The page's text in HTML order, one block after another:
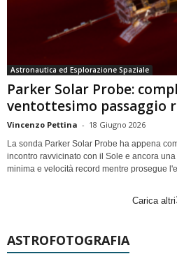
Astronautica ed Esplorazione Spaziale
Parker Solar Probe:
ventottesimo passaggio
Vincenzo Pettina - 18 Giugno 2026
La sonda Parker Solar Probe ha appena
incontro ravvicinato con il Sole e ancora
minima e velocità record mentre prosegue
Carica altri
ASTROFOTOGRAFIA